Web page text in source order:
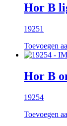
Hor B
19251
Toevoegen
Hor B
19254
Toevoegen